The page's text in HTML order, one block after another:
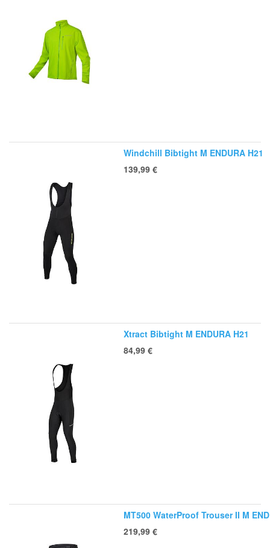
Windchill Bibtight M ENDURA H21
139,99 €
Xtract Bibtight M ENDURA H21
84,99 €
MT500 WaterProof Trouser II M
219,99 €